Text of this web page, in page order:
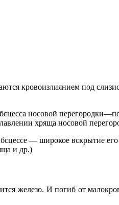
кровоизлиянием под
носовой
хряща носовой
— широкое вскрытие
и др.)
железо. И погиб от